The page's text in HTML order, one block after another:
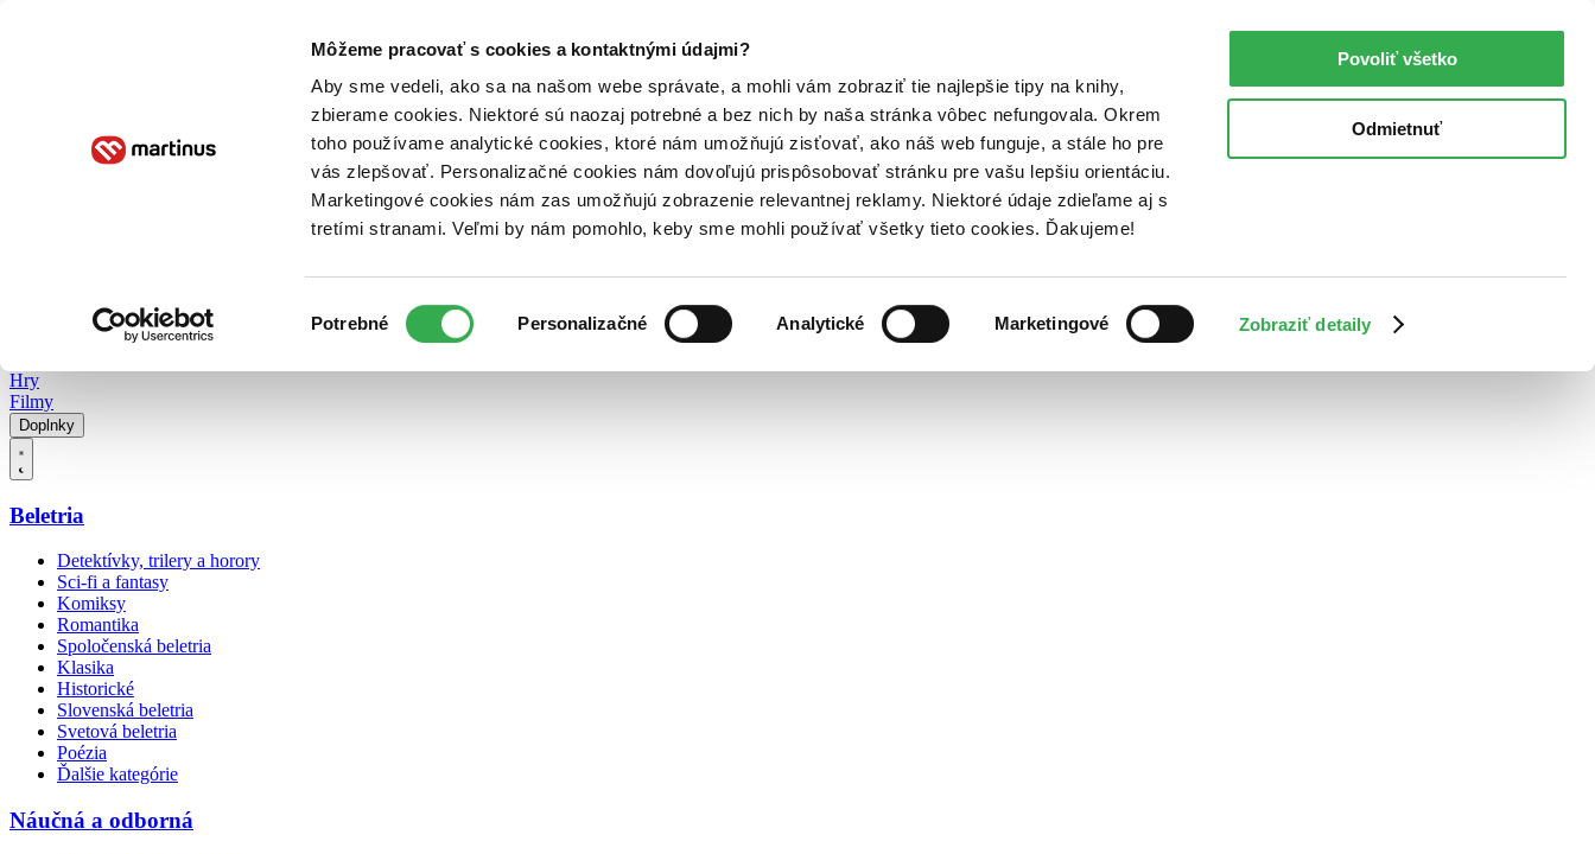
Môžeme pracovať s cookies a kontaktnými údajmi?
Aby sme vedeli, ako sa na našom webe správate, a mohli vám zobraziť tie najlepšie tipy na knihy,
zbierame cookies. Niektoré sú naozaj potrebné a bez nich by naša stránka vôbec nefungovala. Okrem
toho používame analytické cookies, ktoré nám umožňujú zisťovať, ako náš web funguje, a stále ho pre
vás zlepšovať. Personalizačné cookies nám dovoľujú prispôsobovať stránku pre vašu lepšiu orientáciu.
Marketingové cookies nám zas umožňujú zobrazenie relevantnej reklamy. Niektoré údaje zdieľame aj s
tretími stranami. Veľmi by nám pomohlo, keby sme mohli používať všetky tieto cookies. Ďakujeme!
súhlasu
Potrebné Personalizačné Analytické Marketingové Zobraziť detaily
Povoliť všetko
Odmietnuť
Poukážky Kontakt
Hry
Filmy
Doplnky
Beletria
Detektívky, trilery a horory
Sci-fi a fantasy
Komiksy
Romantika
Spoločenská beletria
Klasika
Historické
Slovenská beletria
Svetová beletria
Poézia
Ďalšie kategórie
Náučná a odborná